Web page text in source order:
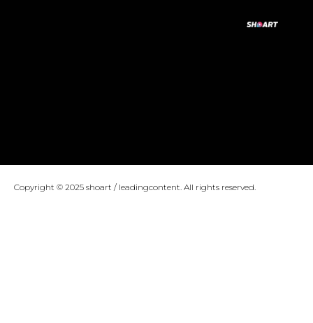
Copyright © 2025 shoart / leadingcontent. All rights reserved.